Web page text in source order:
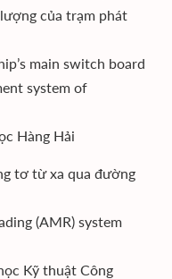
của trạm phát
main switch board
system of
Hàng Hải
tơ từ xa qua đường
(AMR) system
Kỹ thuật Công